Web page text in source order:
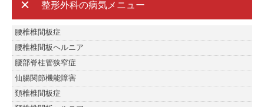
整形外科の病気メニュー
腰椎椎間板症
腰椎椎間板ヘルニア
腰部脊柱管狭窄症
仙腸関節機能障害
頚椎椎間板症